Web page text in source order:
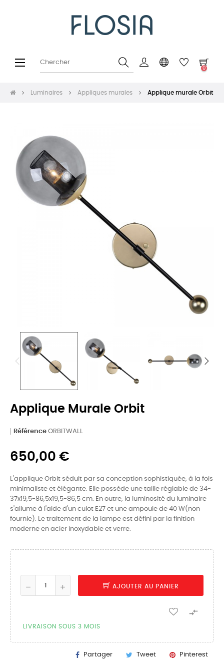
Basculer
☰
0
Luminaires Appliques murales Applique murale Orbit
Applique Murale Orbit
Référence ORBITWALL
650,00 €
L'applique Orbit séduit par sa conception sophistiquée, à la fois
minimaliste et élégante. Elle possède une taille réglable de 34-
37x19,5-86,5x19,5-86,5 cm. En outre, la luminosité du luminaire
s'allume à l'aide d'un culot E27 et une ampoule de 40 W(non
fournie). Le traitement de la lampe est défini par la finition
moderne en acier inoxydable et verre.
AJOUTER AU PANIER

LIVRAISON SOUS 3 MOIS
Partager Tweet Pinterest